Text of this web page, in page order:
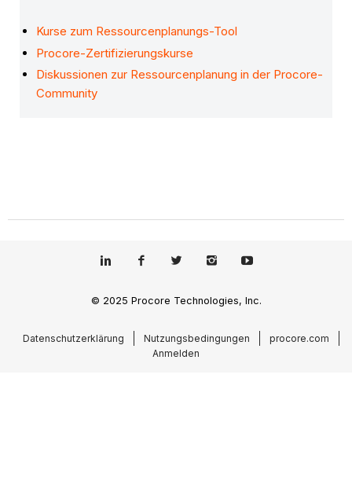
Kurse zum Ressourcenplanungs-Tool
Procore-Zertifizierungskurse
Diskussionen zur Ressourcenplanung in der Procore-
Community
© 2025 Procore Technologies, Inc.
Datenschutzerklärung Nutzungsbedingungen
procore.com
Anmelden